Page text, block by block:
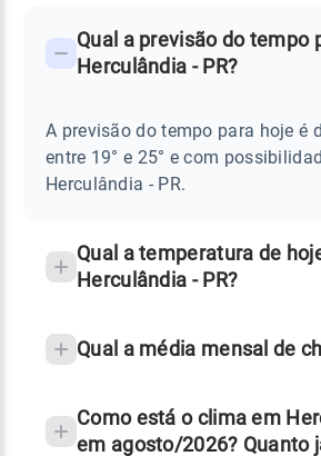
TEMPO
HERCULÂNDIA
Perguntas
sobre
chuva
Qual a previsão do tempo
Herculândia - PR?
A previsão do tempo para hoje é
entre 19° e 25° e com
Herculândia - PR.
Qual a temperatura de
Herculândia - PR?
Qual a média mensal de
Como está o clima em
em agosto/2026? Quanto